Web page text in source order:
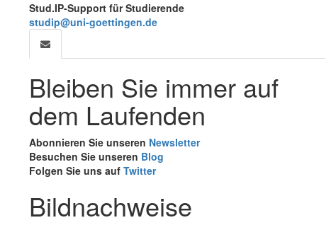
Stud.IP-Support für Studierende
studip@uni-goettingen.de
Bleiben Sie immer auf
dem Laufenden
Abonnieren Sie unseren Newsletter
Besuchen Sie unseren Blog
Folgen Sie uns auf Twitter
Bildnachweise